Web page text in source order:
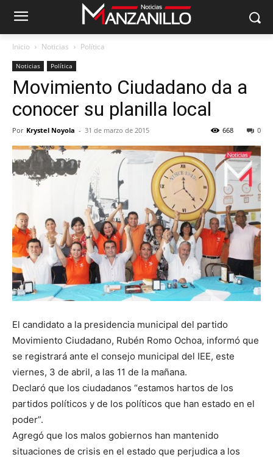
Inicio Noticias Política
Noticias Política
Movimiento Ciudadano da a
conocer su planilla local
Por Krystel Noyola - 31 de marzo de 2015 0
668
El candidato a la presidencia municipal del partido
Movimiento Ciudadano, Rubén Romo Ochoa, informó que
se registrará ante el consejo municipal del IEE, este
viernes, 3 de abril, a las 11 de la mañana.
Declaró que los ciudadanos “estamos hartos de los
partidos políticos y de los políticos que han estado en el
poder”.
Agregó que los malos gobiernos han mantenido
situaciones de crisis en el estado que perjudica a los